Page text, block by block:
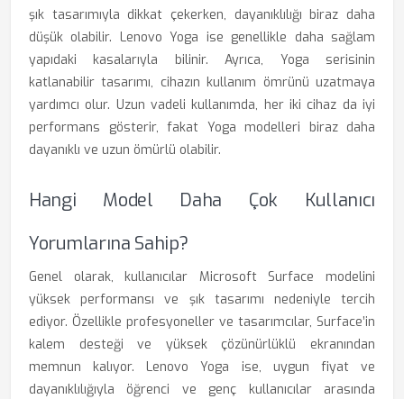
şık tasarımıyla dikkat çekerken, dayanıklılığı biraz daha
düşük olabilir. Lenovo Yoga ise genellikle daha sağlam
yapıdaki kasalarıyla bilinir. Ayrıca, Yoga serisinin
katlanabilir tasarımı, cihazın kullanım ömrünü uzatmaya
yardımcı olur. Uzun vadeli kullanımda, her iki cihaz da iyi
performans gösterir, fakat Yoga modelleri biraz daha
dayanıklı ve uzun ömürlü olabilir.
Hangi Model Daha Çok Kullanıcı
Yorumlarına Sahip?
Genel olarak, kullanıcılar Microsoft Surface modelini
yüksek performansı ve şık tasarımı nedeniyle tercih
ediyor. Özellikle profesyoneller ve tasarımcılar, Surface’in
kalem desteği ve yüksek çözünürlüklü ekranından
memnun kalıyor. Lenovo Yoga ise, uygun fiyat ve
dayanıklılığıyla öğrenci ve genç kullanıcılar arasında